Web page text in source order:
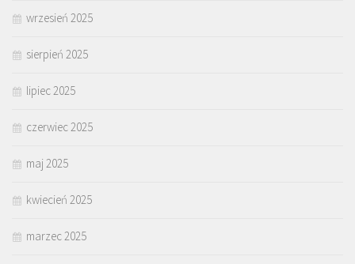
wrzesień 2025
sierpień 2025
lipiec 2025
czerwiec 2025
maj 2025
kwiecień 2025
marzec 2025